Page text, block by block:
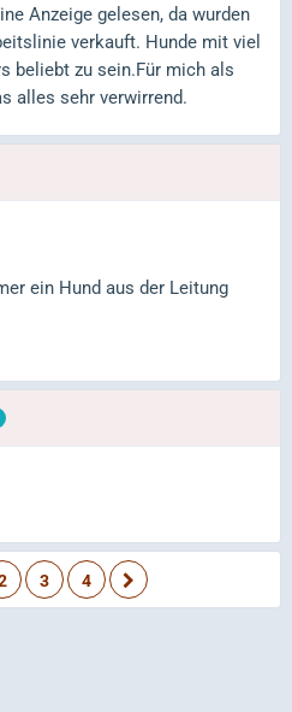
Anzeige gelesen, da wurden
verkauft. Hunde mit viel
beliebt zu sein.Für mich als
alles sehr verwirrend.
ein Hund aus der Leitung
3 4